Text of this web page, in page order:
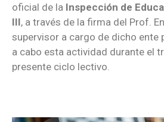
oficial de la Inspección de
III, a través de la firma del Prof.
supervisor a cargo de dicho ente
a cabo esta actividad durante el
presente ciclo lectivo.